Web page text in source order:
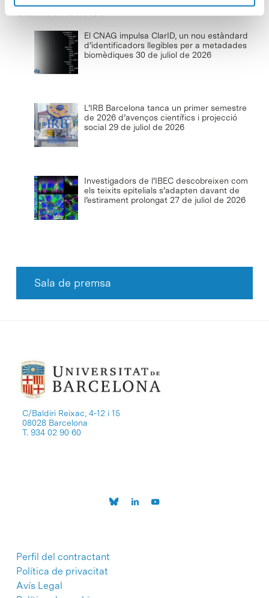
El CNAG impulsa ClarID, un nou estàndard
d’identificadors llegibles per a metadades
biomèdiques 30 de juliol de 2026
L’IRB Barcelona tanca un primer semestre
de 2026 d’avenços científics i projecció
social 29 de juliol de 2026
Investigadors de l’IBEC descobreixen com
els teixits epitelials s’adapten davant de
l’estirament prolongat 27 de juliol de 2026
Sala de premsa
C/Baldiri Reixac, 4-12 i 15
08028 Barcelona
T. 934 02 90 60
Perfil del contractant
Política de privacitat
Avís Legal